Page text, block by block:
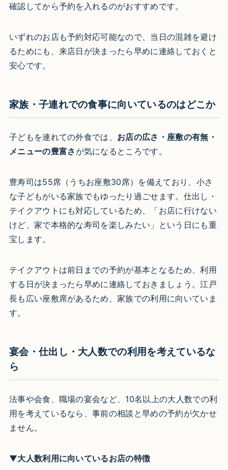
確認してから予約を入れるのがおすすめです。
いずれのお店も予約対応可能なので、当日の混雑を避け
るためにも、来店日が決まったら早めに連絡しておくと
安心です。
家族・子連れでの食事に向いているのはどこか
子どもを連れての外食では、 お店の広さ・座敷の有無・
メニューの豊富さ が気になるところです。
豊寿司は55席（うちお座敷30席）を備えており、小さ
な子どもがいる家族でもゆったり過ごせます。仕出し・
テイクアウトにも対応しているため、「お店に行けない
けど、家で本格的な寿司を楽しみたい」という日にも重
宝します。
テイクアウトは前日までの予約が基本となるため、利用
する日が決まったら早めに連絡しておきましょう。江戸
長も広い座敷席があるため、家族での利用に向いていま
す。
宴会・仕出し・大人数での利用を考えているな
ら
法事や会食、職場の宴会など、10名以上の大人数での利
用を考えているなら、事前の相談と早めの予約が欠かせ
ません。
▼大人数利用に向いているお店の特徴